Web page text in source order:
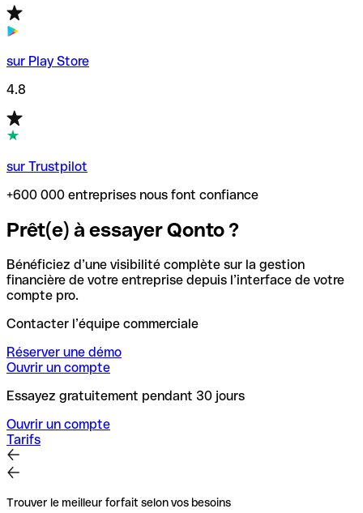
sur Play Store
4.8
sur Trustpilot
+600 000 entreprises nous font confiance
Prêt(e) à essayer Qonto ?
Bénéficiez d’une visibilité complète sur la gestion
financière de votre entreprise depuis l’interface de votre
compte pro.
Contacter l’équipe commerciale
Réserver une démo
Ouvrir un compte
Essayez gratuitement pendant 30 jours
Ouvrir un compte
Tarifs
Trouver le meilleur forfait selon vos besoins